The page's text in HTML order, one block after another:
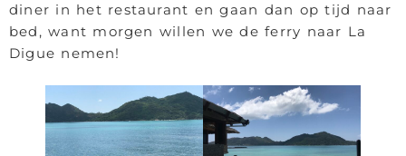
diner in het restaurant en gaan dan op tijd naar
bed, want morgen willen we de ferry naar La
Digue nemen!